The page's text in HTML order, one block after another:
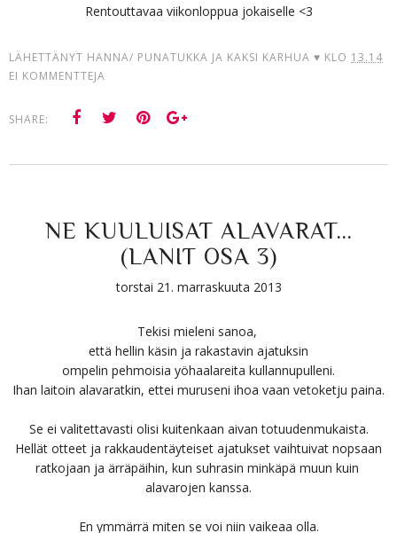
Rentouttavaa viikonloppua jokaiselle <3
LÄHETTÄNYT HANNA/ PUNATUKKA JA KAKSI KARHUA ♥ KLO 13.14
EI KOMMENTTEJA
SHARE:
NE KUULUISAT ALAVARAT...
(LANIT OSA 3)
torstai 21. marraskuuta 2013
Tekisi mieleni sanoa,
että hellin käsin ja rakastavin ajatuksin
ompelin pehmoisia yöhaalareita kullannupulleni.
Ihan laitoin alavaratkin, ettei muruseni ihoa vaan vetoketju paina.
Se ei valitettavasti olisi kuitenkaan aivan totuudenmukaista.
Hellät otteet ja rakkaudentäyteiset ajatukset vaihtuivat nopsaan
ratkojaan ja ärräpäihin, kun suhrasin minkäpä muun kuin
alavarojen kanssa.
En ymmärrä miten se voi niin vaikeaa olla.